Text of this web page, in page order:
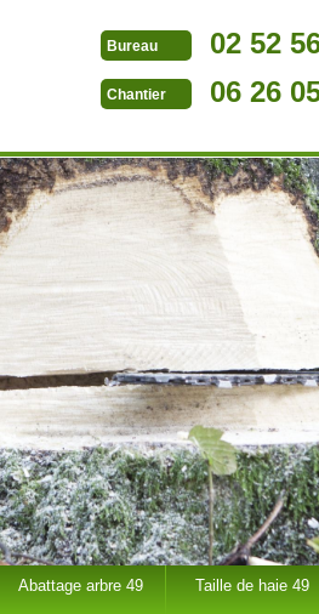
Bureau 02 52
Chantier 06 26
Abattage arbre 49 Taille de haie 49